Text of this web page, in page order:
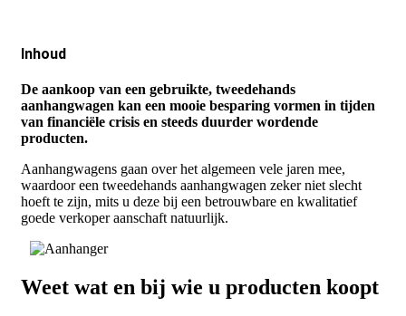
Inhoud
De aankoop van een gebruikte, tweedehands
aanhangwagen kan een mooie besparing vormen in tijden
van financiële crisis en steeds duurder wordende
producten.
Aanhangwagens gaan over het algemeen vele jaren mee,
waardoor een tweedehands aanhangwagen zeker niet slecht
hoeft te zijn, mits u deze bij een betrouwbare en kwalitatief
goede verkoper aanschaft natuurlijk.
Weet wat en bij wie u producten koopt